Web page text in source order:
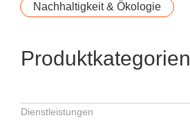
Nachhaltigkeit & Ökologie
Produktkategorien
Dienstleistungen